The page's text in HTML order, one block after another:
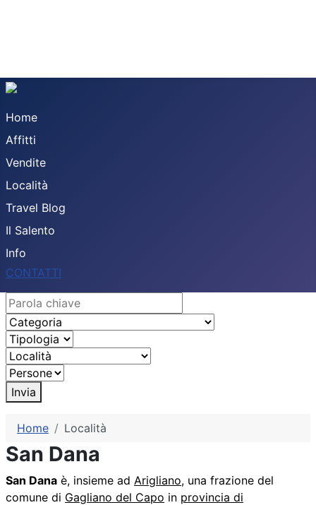
Home
Affitti
Vendite
Località
Travel Blog
Il Salento
Info
CONTATTI
Invia
Home Località
San Dana
San Dana è, insieme ad Arigliano, una frazione del
comune di Gagliano del Capo in provincia di